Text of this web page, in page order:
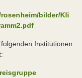
bilder/Kli
Institutionen